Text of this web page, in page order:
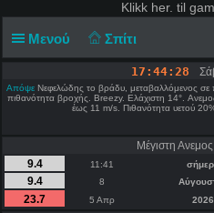
Klikk her. til
Μενού Σπίτι
17:44:29
Απόψε Νεφελώδης το βράδυ, μεταβαλλόμενος
πιθανότητα βροχής. Breezy. Ελάχιστη 14°.
έως 11 m/s. Πιθανότητα υετού
Μέγιστη
9.4
11:41
9.4
8
23.7
5 Απρ 2026